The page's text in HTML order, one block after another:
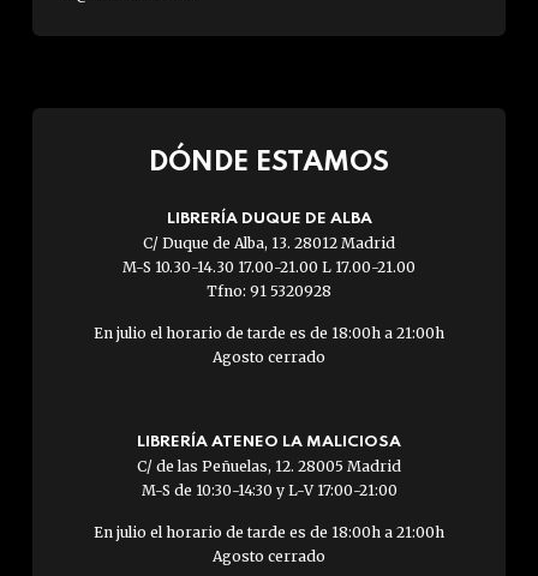
DÓNDE ESTAMOS
LIBRERÍA DUQUE DE ALBA
C/ Duque de Alba, 13. 28012 Madrid
M-S 10.30-14.30 17.00-21.00 L 17.00-21.00
Tfno: 91 5320928
En julio el horario de tarde es de 18:00h a 21:00h
Agosto cerrado
LIBRERÍA ATENEO LA MALICIOSA
C/ de las Peñuelas, 12. 28005 Madrid
M-S de 10:30-14:30 y L-V 17:00-21:00
En julio el horario de tarde es de 18:00h a 21:00h
Agosto cerrado